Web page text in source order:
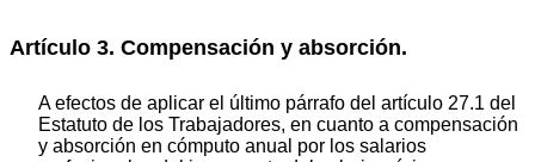
Artículo 3. Compensación y absorción.
A efectos de aplicar el último párrafo del artículo 27.1 del
Estatuto de los Trabajadores, en cuanto a compensación
y absorción en cómputo anual por los salarios